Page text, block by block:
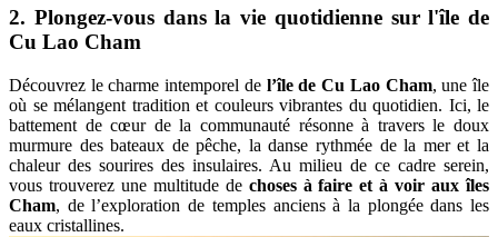
2. Plongez-vous dans la vie quotidienne sur l'île de
Cu Lao Cham
Découvrez le charme intemporel de l’île de Cu Lao Cham, une île
où se mélangent tradition et couleurs vibrantes du quotidien. Ici, le
battement de cœur de la communauté résonne à travers le doux
murmure des bateaux de pêche, la danse rythmée de la mer et la
chaleur des sourires des insulaires. Au milieu de ce cadre serein,
vous trouverez une multitude de choses à faire et à voir aux îles
Cham, de l’exploration de temples anciens à la plongée dans les
eaux cristallines.